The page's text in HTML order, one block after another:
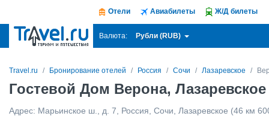
Отели Авиабилеты Ж/Д билеты
Валюта: Рубли (RUB)
Travel.ru Бронирование отелей Россия Сочи Лазаревское
Гостевой Дом Верона, Лазаревское
Адрес: Марьинское ш., д. 7 Россия Сочи Лазаревское (46 км